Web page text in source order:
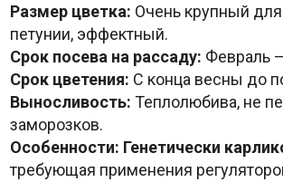
Размер цветка: Очень крупный
петунии, эффектный.
Срок посева на рассаду: Февраль
Срок цветения: С конца весны до
Выносливость: Теплолюбива, не
заморозков.
Особенности: Генетически
требующая применения